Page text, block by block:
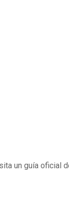
un guía oficial